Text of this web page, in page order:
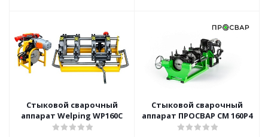
Стыковой сварочный
аппарат Welping WP160C
Стыковой сварочный
аппарат ПРОСВАР СМ 160Р4